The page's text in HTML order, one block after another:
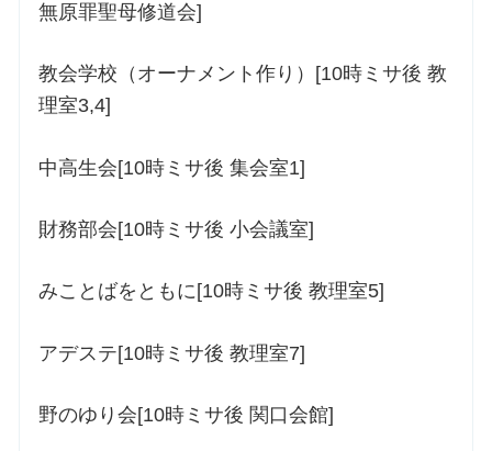
無原罪聖母修道会]
教会学校（オーナメント作り）[10時ミサ後 教
理室3,4]
中高生会[10時ミサ後 集会室1]
財務部会[10時ミサ後 小会議室]
みことばをともに[10時ミサ後 教理室5]
アデステ[10時ミサ後 教理室7]
野のゆり会[10時ミサ後 関口会館]